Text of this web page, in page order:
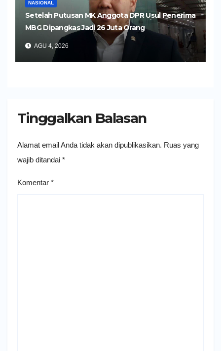
NASIONAL
Setelah Putusan MK Anggota DPR Usul Penerima
MBG Dipangkas Jadi 26 Juta Orang
AGU 4, 2026
Tinggalkan Balasan
Alamat email Anda tidak akan dipublikasikan. Ruas yang
wajib ditandai *
Komentar *